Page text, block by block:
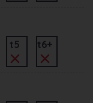
t5 t6+